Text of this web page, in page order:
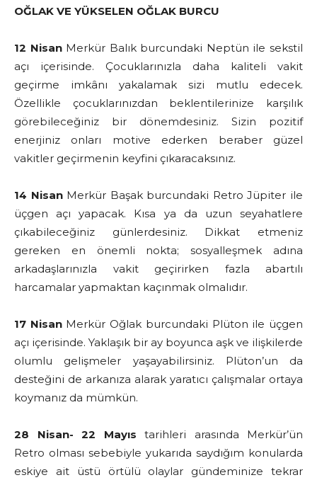
OĞLAK VE YÜKSELEN OĞLAK BURCU
12 NisanMerkür Balık burcundaki Neptün ile sekstil
açı içerisinde. Çocuklarınızla daha kaliteli vakit
geçirme imkânı yakalamak sizi mutlu edecek.
Özellikle çocuklarınızdan beklentilerinize karşılık
görebileceğiniz bir dönemdesiniz. Sizin pozitif
enerjiniz onları motive ederken beraber güzel
vakitler geçirmenin keyfini çıkaracaksınız.
14 NisanMerkür Başak burcundaki Retro Jüpiter ile
üçgen açı yapacak. Kısa ya da uzun seyahatlere
çıkabileceğiniz günlerdesiniz. Dikkat etmeniz
gereken en önemli nokta; sosyalleşmek adına
arkadaşlarınızla vakit geçirirken fazla abartılı
harcamalar yapmaktan kaçınmak olmalıdır.
17 NisanMerkür Oğlak burcundaki Plüton ile üçgen
açı içerisinde. Yaklaşık bir ay boyunca aşk ve ilişkilerde
olumlu gelişmeler yaşayabilirsiniz. Plüton’un da
desteğini de arkanıza alarak yaratıcı çalışmalar ortaya
koymanız da mümkün.
28 Nisan- 22 Mayıs tarihleri arasında Merkür’ün
Retro olması sebebiyle yukarıda saydığım konularda
eskiye ait üstü örtülü olaylar gündeminize tekrar